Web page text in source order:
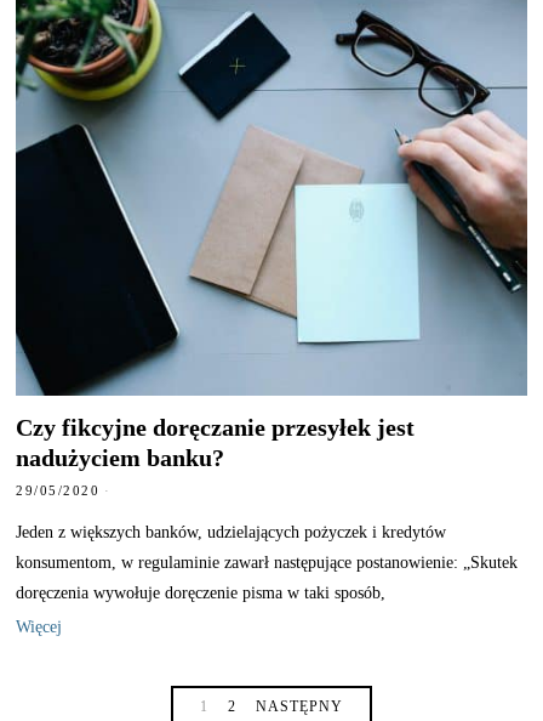
Czy fikcyjne doręczanie przesyłek jest
nadużyciem banku?
29/05/2020
Jeden z większych banków, udzielających pożyczek i kredytów
konsumentom, w regulaminie zawarł następujące postanowienie: „Skutek
doręczenia wywołuje doręczenie pisma w taki sposób,
Więcej
1 2 NASTĘPNY